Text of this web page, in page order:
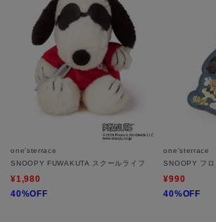
one'sterrace
SNOOPY FUWAKUTA スクールライフ
¥1,980
40%OFF
one'sterrace
SNOOPY フロ
¥990
40%OFF